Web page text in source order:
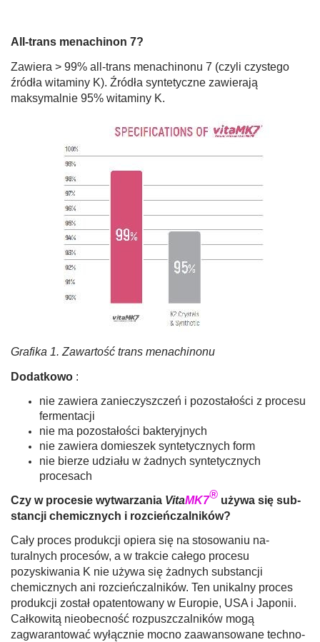
All-trans menachinon 7?
Zawiera > 99% all-trans menachinonu 7 (czyli czystego
źródła witaminy K). Źródła syntetyczne zawierają
maksymalnie 95% witaminy K.
Grafika 1. Zawartość trans menachinonu
Dodatkowo :
nie zawiera zanieczyszczeń i pozostałości z procesu
fermen­tacji
nie ma pozostałości bakteryjnych
nie zawiera domieszek syntetycznych form
nie bierze udziału w żadnych syntetycznych
procesach
Czy w procesie wytwarzania VitaMK7® używa się sub­
stancji chemicznych i rozcieńczalników?
Cały proces produkcji opiera się na stosowaniu na­
turalnych procesów, a w trakcie całego procesu
pozyskiwania K nie używa się żadnych substancji
chemicznych ani rozcień­czalników. Ten unikalny proces
produkcji został opatentowany w Europie, USA i Japonii.
Całkowitą nieobecność rozpuszczalników mogą
zagwarantować wyłącznie mocno zaawansowane techno­